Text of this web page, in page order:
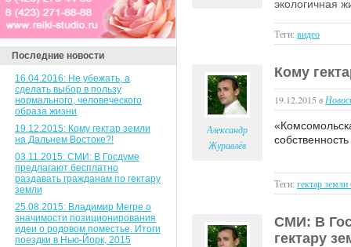
Последние новости
16.04.2016: Не убежать, а
сделать выбор в пользу
нормального, человеческого
образа жизни
19.12.2015: Кому гектар земли
на Дальнем Востоке?!
03.11.2015: СМИ: В Госдуме
предлагают бесплатно
раздавать гражданам по гектару
земли
25.08.2015: Владимир Мегре о
значимости позиционирования
идеи о родовом поместье. Итоги
поездки в Нью-Йорк, 2015
экологичная
Теги: видео
Александр
Журавлёв
Кому
19.12.2015 в
Теги: гектар земли
СМИ: В
гектару